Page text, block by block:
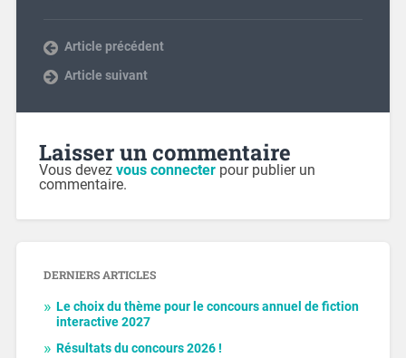
Article précédent
Article suivant
Laisser un commentaire
Vous devez vous connecterpour publier un
commentaire.
DERNIERS ARTICLES
Le choix du thème pour le concours annuel de fiction
interactive 2027
Résultats du concours 2026 !